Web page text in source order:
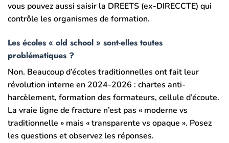
vous pouvez aussi saisir la DREETS (ex-DIRECCTE) qui
contrôle les organismes de formation.
Les écoles « old school » sont-elles toutes
problématiques ?
Non. Beaucoup d’écoles traditionnelles ont fait leur
révolution interne en 2024-2026 : chartes anti-
harcèlement, formation des formateurs, cellule d’écoute.
La vraie ligne de fracture n’est pas « moderne vs
traditionnelle » mais « transparente vs opaque ». Posez
les questions et observez les réponses.